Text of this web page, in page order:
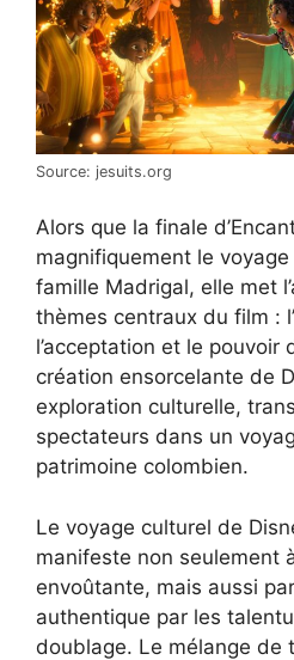
Source: jesuits.org
Alors que la finale
magnifiquement le
famille Madrigal, elle met
thèmes centraux du film :
l’acceptation et le pouvoir
création ensorcelante de
exploration culturelle,
spectateurs dans un
patrimoine colombien.
Le voyage culturel de
manifeste non seulement
envoûtante, mais aussi
authentique par les
doublage. Le mélange de